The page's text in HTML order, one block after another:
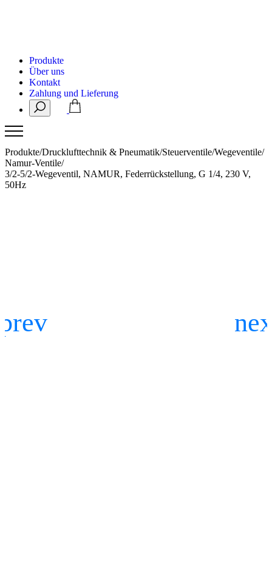
Produkte
Über uns
Kontakt
Zahlung und Lieferung
Produkte/Drucklufttechnik & Pneumatik/Steuerventile/Wegeventile/
Namur-Ventile/
3/2-5/2-Wegeventil, NAMUR, Federrückstellung, G 1/4, 230 V,
50Hz